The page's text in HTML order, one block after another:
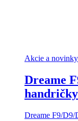
Akcie a novinky
Dreame
Dreame F9/D9/